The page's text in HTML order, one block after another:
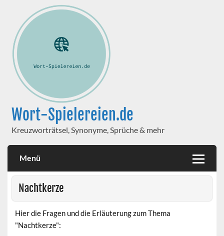
Wort-Spielereien.de
Kreuzworträtsel, Synonyme, Sprüche & mehr
Menü
Nachtkerze
Hier die Fragen und die Erläuterung zum Thema
"Nachtkerze":